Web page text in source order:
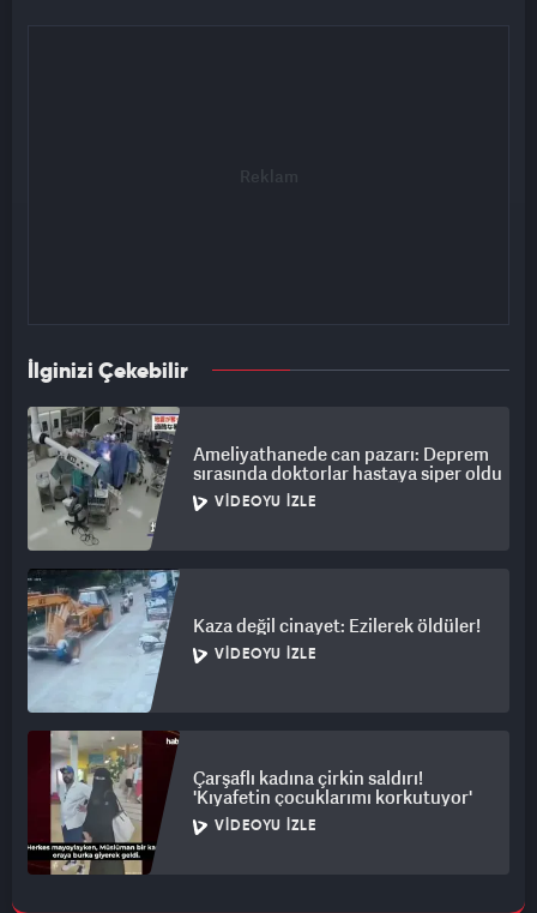
İlginizi Çekebilir
Ameliyathanede can pazarı: Deprem
sırasında doktorlar hastaya siper oldu
VIDEOYU İZLE
Kaza değil cinayet: Ezilerek öldüler!
VIDEOYU İZLE
Çarşaflı kadına çirkin saldırı!
'Kıyafetin çocuklarımı korkutuyor'
VIDEOYU İZLE